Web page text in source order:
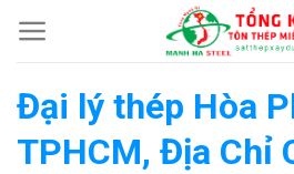
Chuyển
đến
dung
Đại lý thép Hòa
TPHCM, Địa Chỉ